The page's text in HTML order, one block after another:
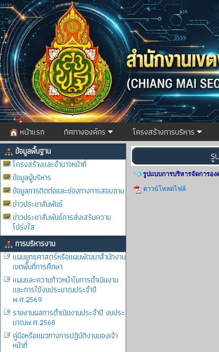
หน้าแรก ทิศทางองค์กร โครงสร้างการบริหาร
ข้อมูลพื้นฐาน
โครงสร้างและอำนาจหน้าที่
ข้อมูลผู้บริหาร
ข้อมูลการติดต่อและช่องทางการสอบถาม
ข่าวประชาสัมพันธ์
ข่าวประชาสัมพันธ์การส่งเสริมความ
โปร่งใส
การบริหารงาน
แผนยุทธศาสตร์หรือแผนพัฒนาสำนักงาน
เขตพื้นที่การศึกษา
แผนและความก้าวหน้าในการดำเนินงาน
และการใช้งบประมาณประจำปี
พ.ศ.2569
รายงานผลการดำเนินงานประจำปี งบประ
มาณพ.ศ.2568
คู่มือหรือแนวทางการปฏิบัติงานของเจ้า
หน้าที่
รู
รูปแบบการบริหารจัดการอ
ดาวน์โหลดไฟล์